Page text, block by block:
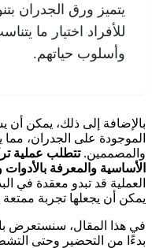
يتميز ورق الجدران
للأفراد اختيار ما
وأسلوب حياتهم.
بالإضافة إلى ذلك، يمكن أن
الموجودة على الجدران، مما
والمصممين. تتطلب عملية
الأساسية والمعرفة بالأدوات
العملية قد تبدو معقدة في
يمكن أن يجعلها تجربة
في هذا المقال، سنستعرض
بدءًا من التحضير وحتى